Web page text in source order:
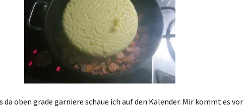
da oben grade garniere schaue ich auf den Kalender. Mir kommt es vor